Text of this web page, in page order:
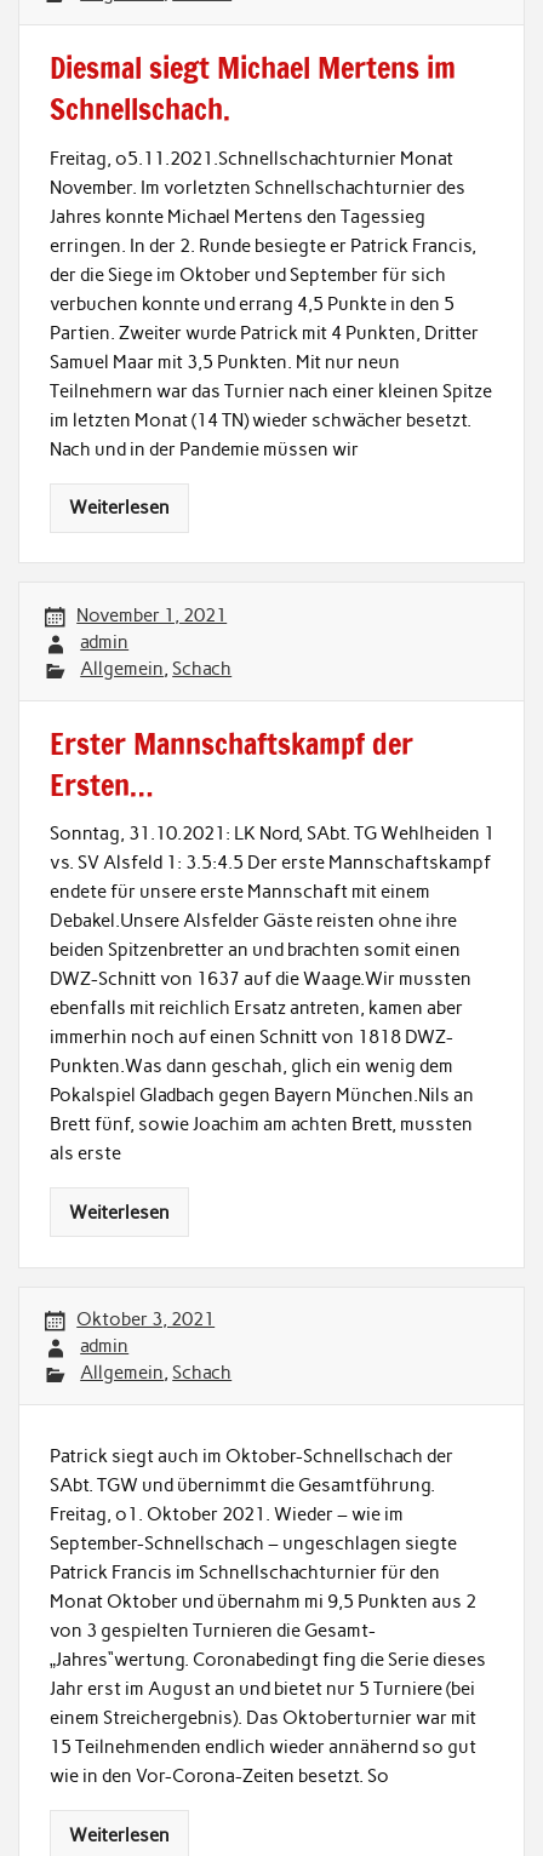
Diesmal siegt Michael Mertens im
Schnellschach.
Freitag, o5.11.2021.Schnellschachturnier Monat
November. Im vorletzten Schnellschachturnier des
Jahres konnte Michael Mertens den Tagessieg
erringen. In der 2. Runde besiegte er Patrick Francis,
der die Siege im Oktober und September für sich
verbuchen konnte und errang 4,5 Punkte in den 5
Partien. Zweiter wurde Patrick mit 4 Punkten, Dritter
Samuel Maar mit 3,5 Punkten. Mit nur neun
Teilnehmern war das Turnier nach einer kleinen Spitze
im letzten Monat (14 TN) wieder schwächer besetzt.
Nach und in der Pandemie müssen wir
Weiterlesen
November 1, 2021
admin
Allgemein ,Schach
Erster Mannschaftskampf der
Ersten…
Sonntag, 31.10.2021: LK Nord, SAbt. TG Wehlheiden 1
vs. SV Alsfeld 1: 3.5:4.5 Der erste Mannschaftskampf
endete für unsere erste Mannschaft mit einem
Debakel.Unsere Alsfelder Gäste reisten ohne ihre
beiden Spitzenbretter an und brachten somit einen
DWZ-Schnitt von 1637 auf die Waage.Wir mussten
ebenfalls mit reichlich Ersatz antreten, kamen aber
immerhin noch auf einen Schnitt von 1818 DWZ-
Punkten.Was dann geschah, glich ein wenig dem
Pokalspiel Gladbach gegen Bayern München.Nils an
Brett fünf, sowie Joachim am achten Brett, mussten
als erste
Weiterlesen
Oktober 3, 2021
admin
Allgemein,Schach
Patrick siegt auch im Oktober-Schnellschach der
SAbt. TGW und übernimmt die Gesamtführung.
Freitag, o1. Oktober 2021. Wieder – wie im
September-Schnellschach – ungeschlagen siegte
Patrick Francis im Schnellschachturnier für den
Monat Oktober und übernahm mi 9,5 Punkten aus 2
von 3 gespielten Turnieren die Gesamt-
„Jahres“wertung. Coronabedingt fing die Serie dieses
Jahr erst im August an und bietet nur 5 Turniere (bei
einem Streichergebnis). Das Oktoberturnier war mit
15 Teilnehmenden endlich wieder annähernd so gut
wie in den Vor-Corona-Zeiten besetzt. So
Weiterlesen